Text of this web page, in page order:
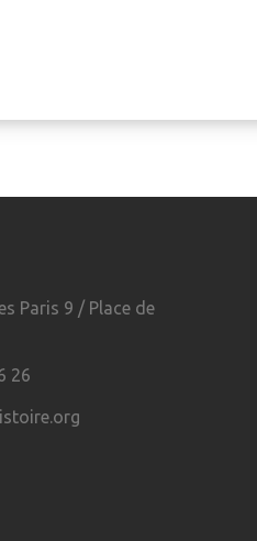
Paris 9 / Place de
26